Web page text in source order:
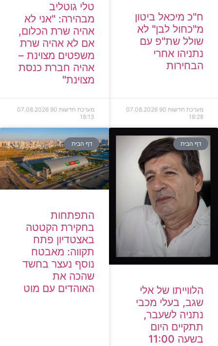
ח"כ מיכאל ביטון
מ"כחול לבן" לא
שולל שת"פ עם
נתניהו אחרי
הבחירות
מערכת חדשות 90
07.08.2026
18:28
טלי גוטליב
מבהירה: "אני לא
אהיה שרת הכלום,
אם לא אהיה שרת
משפטים מצוינת –
אהיה חברת כנסת
מצוינת"
מערכת חדשות 90
07.08.2026
18:13
דף הבית
הלווייתו של אלי
שגב, בעלי מכבי
נתניה לשעבר,
תתקיים היום
בשעה 11:00
דף הבית
התפתחות
בחקירת הקטטה
באצטדיון פתח
תקווה: מאבטח
נוסף נעצר בחשד
שהכה את
האוהדים עם מוט